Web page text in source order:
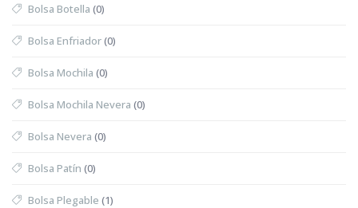
Bolsa Botella (0)
Bolsa Enfriador(0)
Bolsa Mochila (0)
Bolsa Mochila Nevera (0)
Bolsa Nevera (0)
Bolsa Patín (0)
Bolsa Plegable (1)